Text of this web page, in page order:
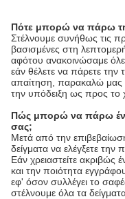
Πότε μπορώ να πάρω
Στέλνουμε συνήθως τις
βασισμένες στη
αφότου ανακοινώσαμε
εάν θέλετε να πάρετε
απαίτηση, παρακαλώ μας
την υπόδειξη ως προς το
Πώς μπορώ να πάρω ένα
σας;
Μετά από την
δείγματα να ελέγξετε την
Εάν χρειαστείτε ακριβώς
και την ποιότητα
εφ' όσον συλλέγει το
στέλνουμε όλα τα